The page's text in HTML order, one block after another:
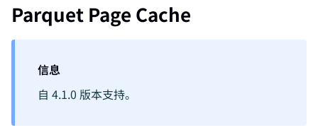
Parquet Page Cache
信息
自 4.1.0 版本支持。